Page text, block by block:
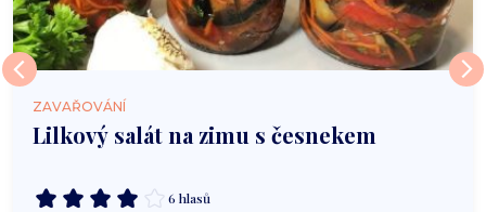
ZAVAŘOVÁNÍ
Lilkový salát na zimu s česnekem
6 hlasů